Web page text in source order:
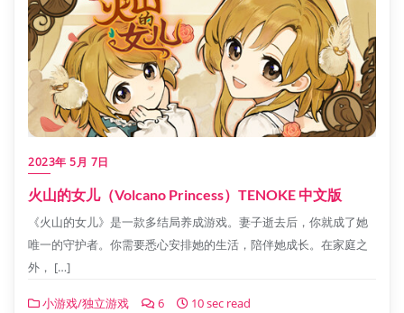
2023年 5月 7日
火山的女儿（Volcano Princess）TENOKE 中文版
《火山的女儿》是一款多结局养成游戏。妻子逝去后，你就成了她
唯一的守护者。你需要悉心安排她的生活，陪伴她成长。在家庭之
外， […]
小游戏/独立游戏 6 10 sec read